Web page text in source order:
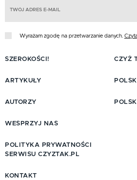
Wyrażam zgodę na przetwarzanie danych.
SZEROKOŚCI!
ARTYKUŁY
AUTORZY
CZYŻ
WESPRZYJ NAS
POLITYKA PRYWATNOŚCI
SERWISU CZYZTAK.PL
KONTAKT